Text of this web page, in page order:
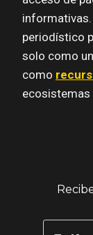
periodístico
solo como
como
ecosistemas